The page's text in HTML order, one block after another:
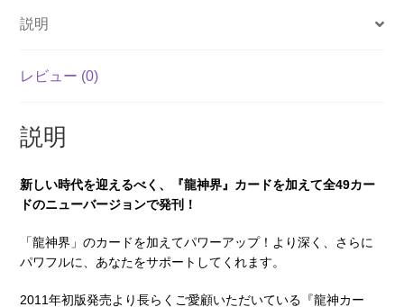
説明
レビュー (0)
説明
新しい時代を迎えるべく、『龍神界』カードを加えて全49カー
ドのニューバージョンで発刊！
「龍神界」のカードを加えてパワーアップ！より深く、さらに
パワフルに、あなたをサポートしてくれます。
2011年初版発売より長らくご愛顧いただいている『龍神カー